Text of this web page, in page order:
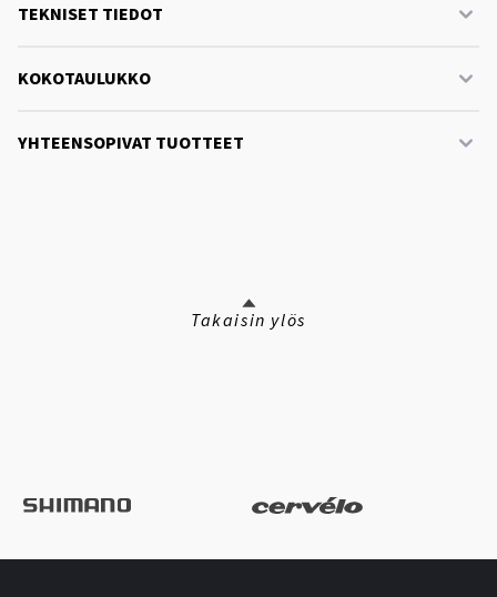
TEKNISET TIEDOT
KOKOTAULUKKO
YHTEENSOPIVAT TUOTTEET
Takaisin ylös